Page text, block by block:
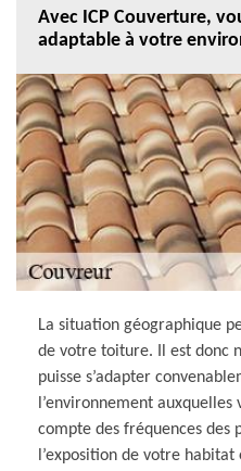
Avec ICP Couverture,
adaptable à votre
La situation géographique
de votre toiture. Il est donc
puisse s’adapter
l’environnement
compte des fréquences des
l’exposition de votre